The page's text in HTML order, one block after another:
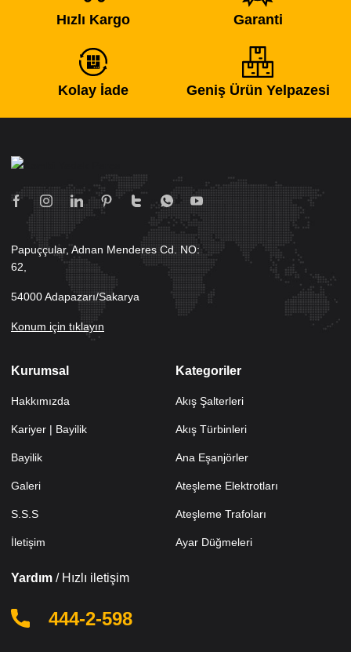
Hızlı Kargo Garanti
Kolay İade Geniş Ürün Yelpazesi
Papuççular, Adnan Menderes Cd. NO:
62,
54000 Adapazarı/Sakarya
Konum için tıklayın
Kurumsal
Hakkımızda
Kariyer | Bayilik
Bayilik
Galeri
S.S.S
İletişim
Kategoriler
Akış Şalterleri
Akış Türbinleri
Ana Eşanjörler
Ateşleme Elektrotları
Ateşleme Trafoları
Ayar Düğmeleri
Yardım / Hızlı iletişim
444-2-598